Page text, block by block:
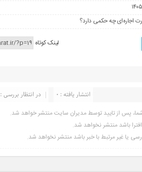
اجاره‌ای چه حکمی دارد؟
لینک کوتاه
در انتظار بررسی : 0 انتشار یافته : 0
پس از تایید توسط مدیران سایت منتشر خواهد شد.
باشد منتشر نخواهد شد.
یا غیر مرتبط با خبر باشد منتشر نخواهد شد.